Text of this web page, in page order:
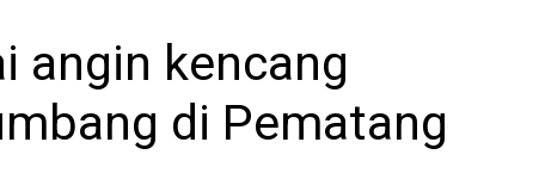
angin kencang
di Pematang